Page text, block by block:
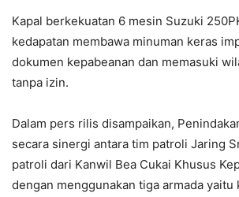
Kapal berkekuatan 6 mesin Suzuki
kedapatan membawa minuman keras
dokumen kepabeanan dan memasuki
tanpa izin.
Dalam pers rilis disampaikan,
secara sinergi antara tim patroli Jaring
patroli dari Kanwil Bea Cukai Khusus
dengan menggunakan tiga armada yaitu